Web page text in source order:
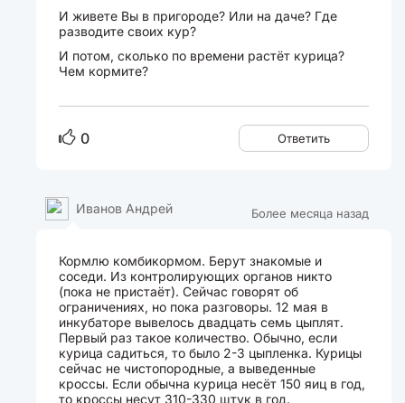
И живете Вы в пригороде? Или на даче? Где
разводите своих кур?
И потом, сколько по времени растёт курица?
Чем кормите?
0 Ответить
Более месяца назад
Иванов Андрей
Кормлю комбикормом. Берут знакомые и
соседи. Из контролирующих органов никто
(пока не пристаёт). Сейчас говорят об
ограничениях, но пока разговоры. 12 мая в
инкубаторе вывелось двадцать семь цыплят.
Первый раз такое количество. Обычно, если
курица садиться, то было 2-3 цыпленка. Курицы
сейчас не чистопородные, а выведенные
кроссы. Если обычна курица несёт 150 яиц в год,
то кроссы несут 310-330 штук в год.